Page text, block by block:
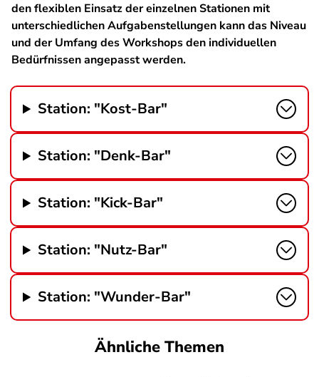
den flexiblen Einsatz der einzelnen Stationen mit
unterschiedlichen Aufgabenstellungen kann das Niveau
und der Umfang des Workshops den individuellen
Bedürfnissen angepasst werden.
Station: "Kost-Bar"
Station: "Denk-Bar"
Station: "Kick-Bar"
Station: "Nutz-Bar"
Station: "Wunder-Bar"
Ähnliche Themen